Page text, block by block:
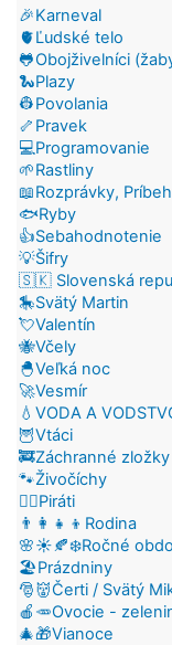
🎉Karneval
🫀Ľudské telo
🐸Obojživelníci
🐍Plazy
👷Povolania
🦴Pravek
💻Programovanie
🌱Rastliny
📖Rozprávky,
🐟Ryby
👍Sebahodnotenie
💡Šifry
🇸🇰 Slovenská
🎠Svätý Martin
💘Valentín
🐝Včely
🐣Veľká noc
🚀Vesmír
💧VODA A
🦉Vtáci
🚒Záchranné zložky
🐾Živočíchy
🏴‍☠️Piráti
👨‍👩‍👧‍👦Rodina
🌸☀️🍂❄️Ročné
🏖️Prázdniny
🎅👹Čerti / Svätý
🍎🥕Ovocie -
🎄🎁Vianoce